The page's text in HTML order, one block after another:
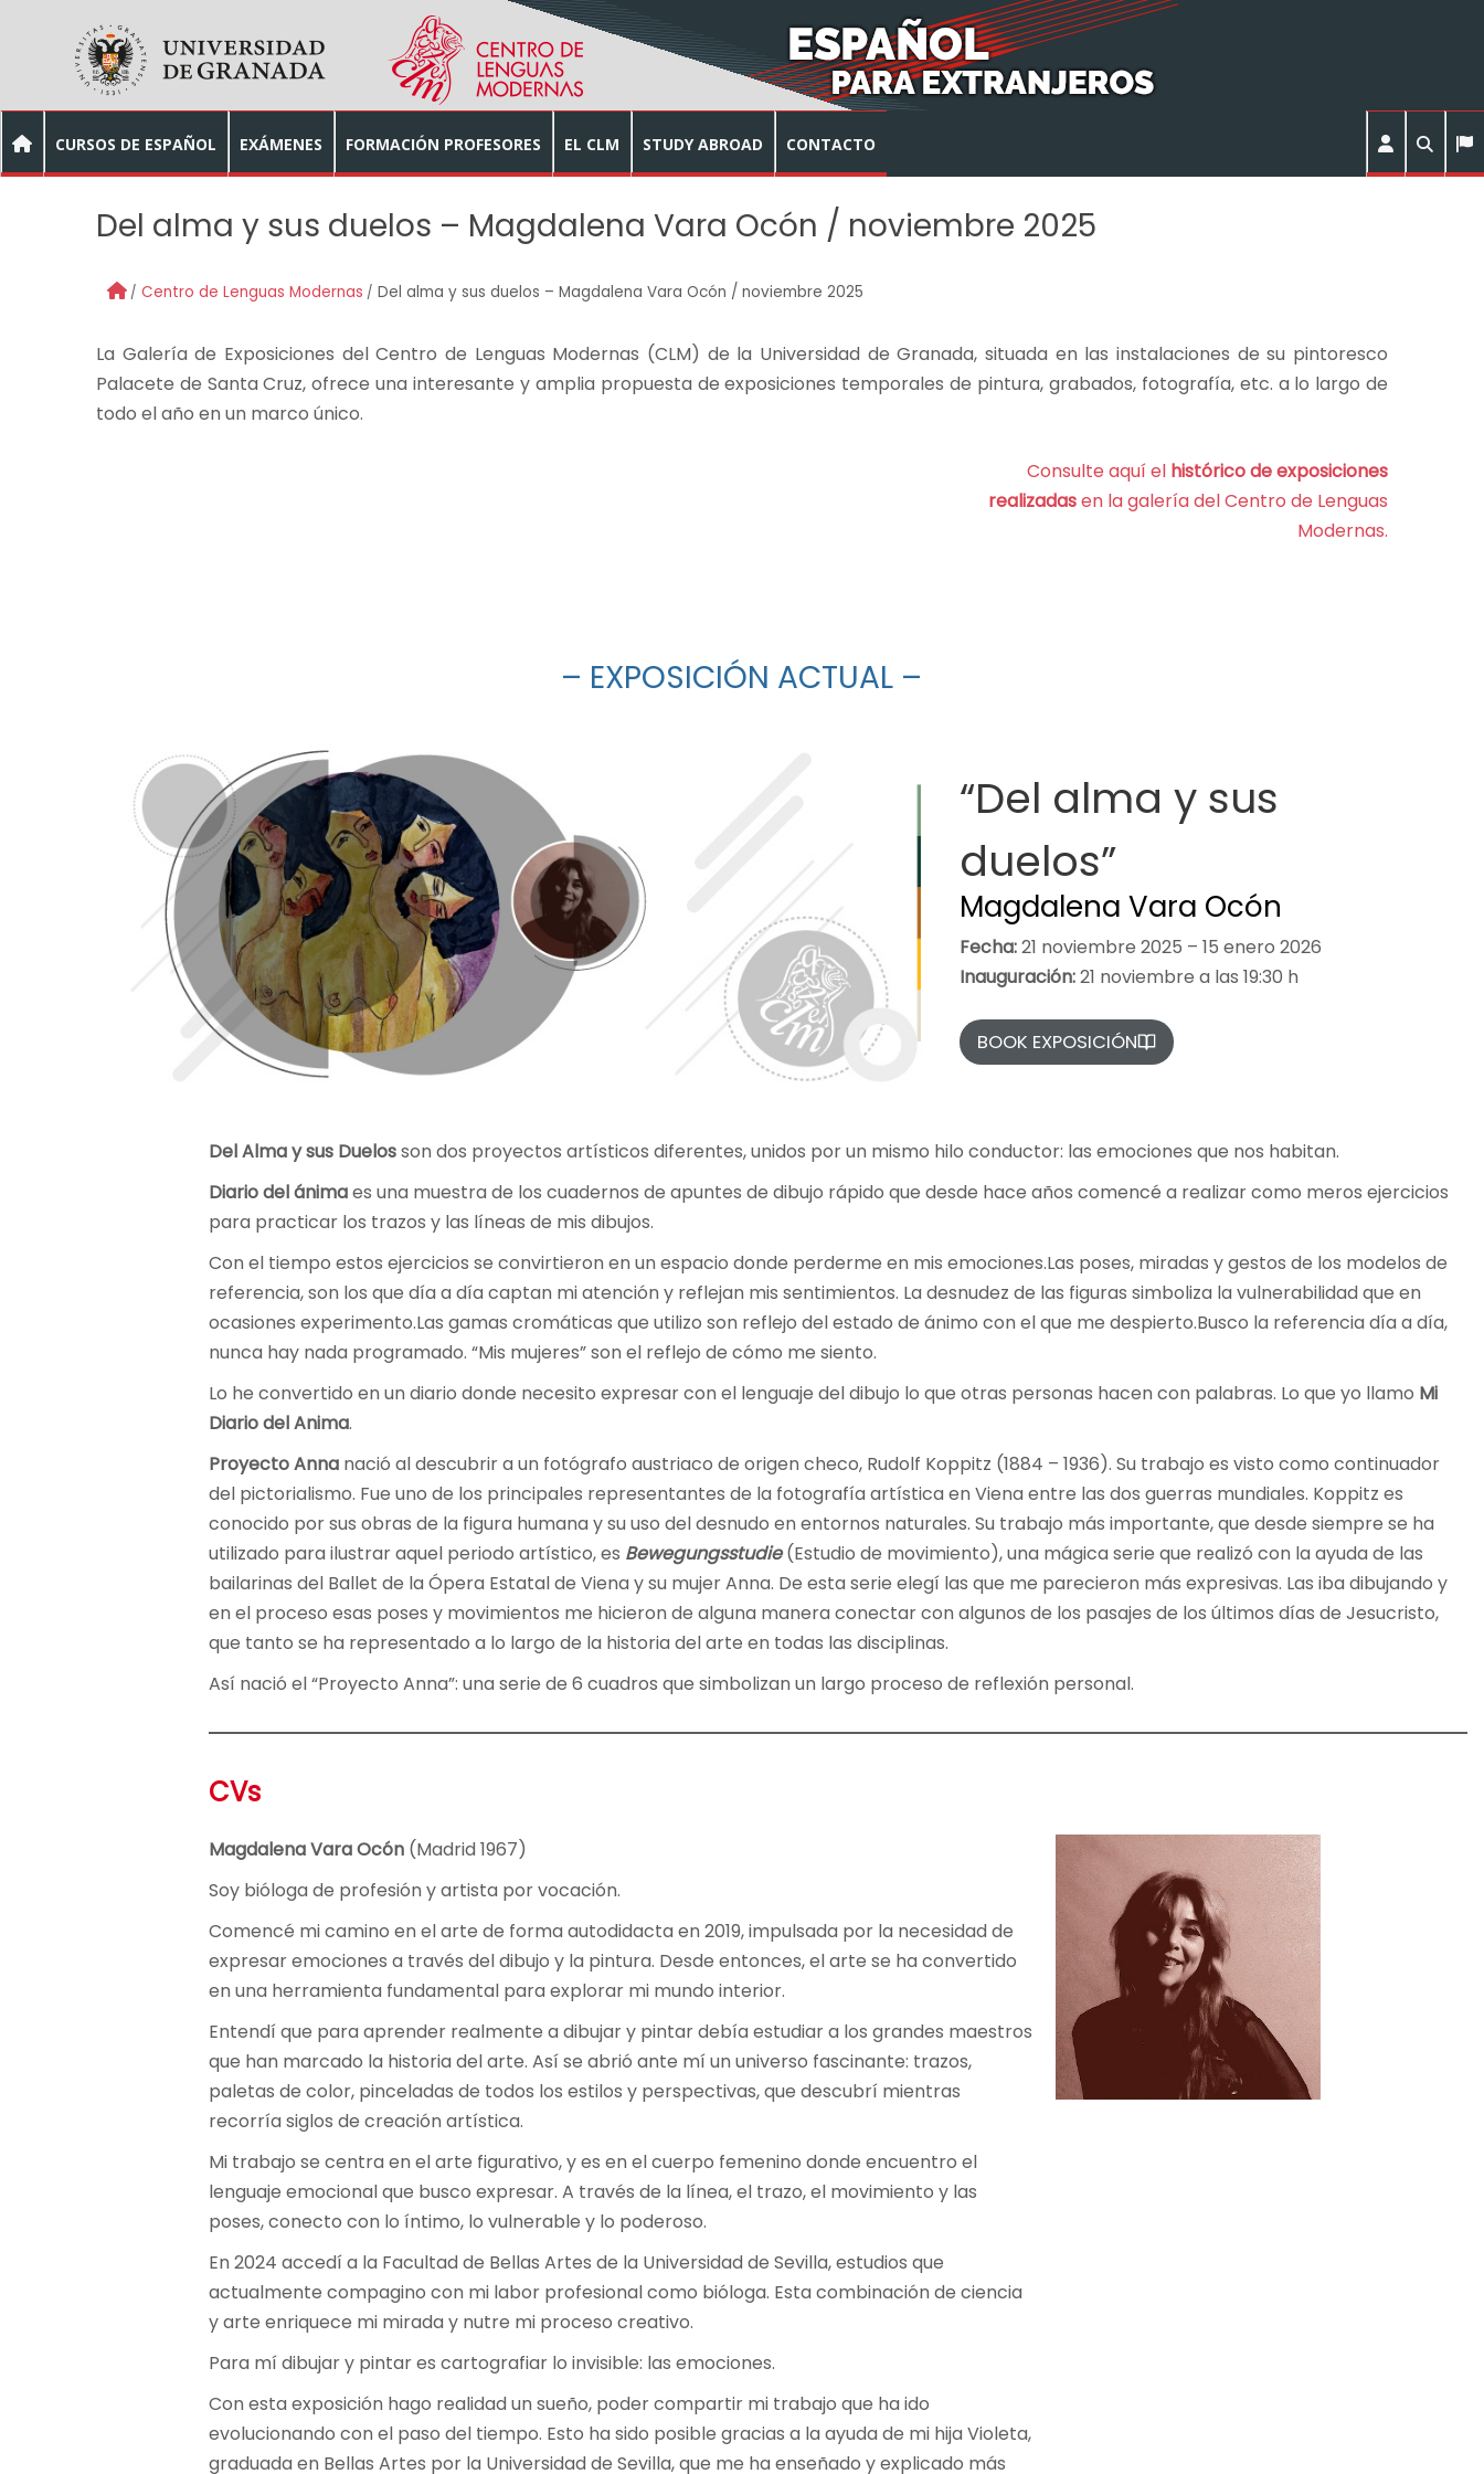
CURSOS DE ESPAÑOL EXÁMENES FORMACIÓN PROFESORES EL CLM STUDY ABROAD CONTACTO
Del alma y sus duelos – Magdalena Vara Ocón / noviembre 2025
Centro de Lenguas Modernas Del alma y sus duelos – Magdalena Vara Ocón / noviembre 2025
La Galería de Exposiciones del Centro de Lenguas Modernas (CLM) de la Universidad de Granada, situada en las instalaciones de su pintoresco
Palacete de Santa Cruz, ofrece una interesante y amplia propuesta de exposiciones temporales de pintura, grabados, fotografía, etc. a lo largo de
todo el año en un marco único.
Consulte aquí el histórico de exposiciones
realizadasen la galería del Centro de Lenguas
Modernas.
– EXPOSICIÓN ACTUAL –
“Del alma y sus
duelos”
Magdalena Vara Ocón
Fecha:21 noviembre 2025 – 15 enero 2026
Inauguración:21 noviembre a las 19:30 h
BOOK EXPOSICIÓN
Del Alma y sus Duelosson dos proyectos artísticos diferentes, unidos por un mismo hilo conductor: las emociones que nos habitan.
Diario del ánimaes una muestra de los cuadernos de apuntes de dibujo rápido que desde hace años comencé a realizar como meros ejercicios
para practicar los trazos y las líneas de mis dibujos.
Con el tiempo estos ejercicios se convirtieron en un espacio donde perderme en mis emociones.Las poses, miradas y gestos de los modelos de
referencia, son los que día a día captan mi atención y reflejan mis sentimientos. La desnudez de las figuras simboliza la vulnerabilidad que en
ocasiones experimento.Las gamas cromáticas que utilizo son reflejo del estado de ánimo con el que me despierto.Busco la referencia día a día,
nunca hay nada programado. “Mis mujeres” son el reflejo de cómo me siento.
Lo he convertido en un diario donde necesito expresar con el lenguaje del dibujo lo que otras personas hacen con palabras. Lo que yo llamo Mi
Diario del Anima.
Proyecto Annanació al descubrir a un fotógrafo austriaco de origen checo, Rudolf Koppitz (1884 – 1936). Su trabajo es visto como continuador
del pictorialismo. Fue uno de los principales representantes de la fotografía artística en Viena entre las dos guerras mundiales. Koppitz es
conocido por sus obras de la figura humana y su uso del desnudo en entornos naturales. Su trabajo más importante, que desde siempre se ha
utilizado para ilustrar aquel periodo artístico, es Bewegungsstudie(Estudio de movimiento), una mágica serie que realizó con la ayuda de las
bailarinas del Ballet de la Ópera Estatal de Viena y su mujer Anna. De esta serie elegí las que me parecieron más expresivas. Las iba dibujando y
en el proceso esas poses y movimientos me hicieron de alguna manera conectar con algunos de los pasajes de los últimos días de Jesucristo,
que tanto se ha representado a lo largo de la historia del arte en todas las disciplinas.
Así nació el “Proyecto Anna”: una serie de 6 cuadros que simbolizan un largo proceso de reflexión personal.
CVs
Magdalena Vara Ocón (Madrid 1967)
Soy bióloga de profesión y artista por vocación.
Comencé mi camino en el arte de forma autodidacta en 2019, impulsada por la necesidad de
expresar emociones a través del dibujo y la pintura. Desde entonces, el arte se ha convertido
en una herramienta fundamental para explorar mi mundo interior.
Entendí que para aprender realmente a dibujar y pintar debía estudiar a los grandes maestros
que han marcado la historia del arte. Así se abrió ante mí un universo fascinante: trazos,
paletas de color, pinceladas de todos los estilos y perspectivas, que descubrí mientras
recorría siglos de creación artística.
Mi trabajo se centra en el arte figurativo, y es en el cuerpo femenino donde encuentro el
lenguaje emocional que busco expresar. A través de la línea, el trazo, el movimiento y las
poses, conecto con lo íntimo, lo vulnerable y lo poderoso.
En 2024 accedí a la Facultad de Bellas Artes de la Universidad de Sevilla, estudios que
actualmente compagino con mi labor profesional como bióloga. Esta combinación de ciencia
y arte enriquece mi mirada y nutre mi proceso creativo.
Para mí dibujar y pintar es cartografiar lo invisible: las emociones.
Con esta exposición hago realidad un sueño, poder compartir mi trabajo que ha ido
evolucionando con el paso del tiempo. Esto ha sido posible gracias a la ayuda de mi hija Violeta,
graduada en Bellas Artes por la Universidad de Sevilla, que me ha enseñado y explicado más